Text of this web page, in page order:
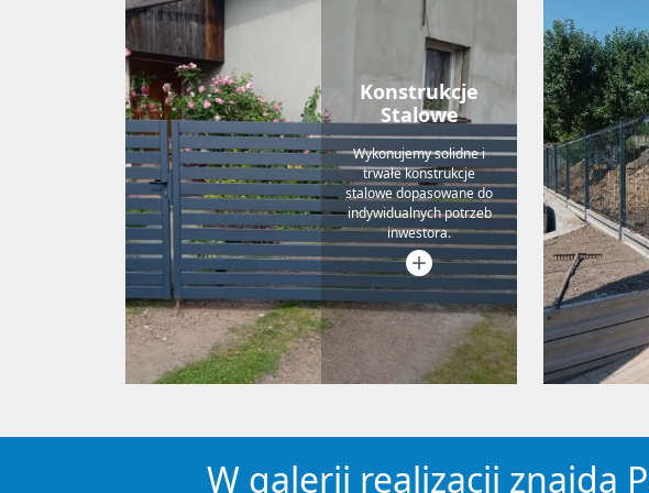
Konstrukcje
Stalowe
Wykonujemy solidne i
trwałe konstrukcje
stalowe dopasowane do
indywidualnych potrzeb
inwestora.
W galerii realizacji znajdą